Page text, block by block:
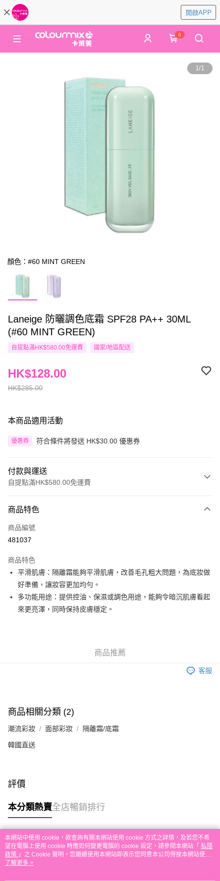
開啟APP
0
1/1
顏色：#60 MINT GREEN
Laneige 防曬調色底霜 SPF28 PA++ 30ML
(#60 MINT GREEN)
自提點滿HK$580.00免運費 國家/地區配送
HK$285.00
HK$128.00
本商品適用活動
優惠券 符合條件將發送 HK$30.00 優惠券
付款與運送
自提點滿HK$580.00免運費
信用卡
Apple Pay
AlipayHK
PayMe
WeChat Pay
銀行匯款 請將存款存到以下銀行帳戶，並於存款單據寫上訂單編號後電郵至
eshop@colourmix-cosmetics.com** **我們不會處理沒有提供存款單據的訂
單。 如果訂購後七個工作天內我們未能收到有關存款，有關訂單將被取消。
付款後順豐站及營業點取貨
本地配送
免運費
其他地區配送
商品特色
商品編號
481037
商品特色
平滑肌膚：隔離霜能夠平滑肌膚，改善毛孔粗大問題，為底妝做
好準備，讓妝容更加均勻。
多功能用途：提供控油、保濕或調色用途，能夠令暗沉肌膚看起
來更亮澤，同時保持皮膚穩定。
商品推薦
客服
商品相關分類 (2)
潮流彩妝 面部彩妝 隔離霜/底霜
韓國直送
評價
本分類熱賣全店暢銷排行
熱門標籤
熱銷排行
本網站中使用 cookie，欲查詢有關本網站使用 cookie 方式之詳情，及若您不希
望在電腦上使用 cookie 時應如何變更電腦的 cookie 設定，請參閱本網站「 私隱
政策 」之 Cookie 聲明。您繼續使用本網站即表示您同意本公司得按本網站使用
條款之 Cookie 聲明使用 cookie。
了解更多 >